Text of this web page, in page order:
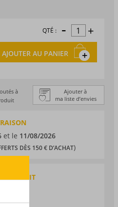
QTÉ : - +
AJOUTER AU PANIER
Ajouter à
ma liste d’envies
à
et le 11/08/2026
DÈS 150 € D’ACHAT)
PRODUIT